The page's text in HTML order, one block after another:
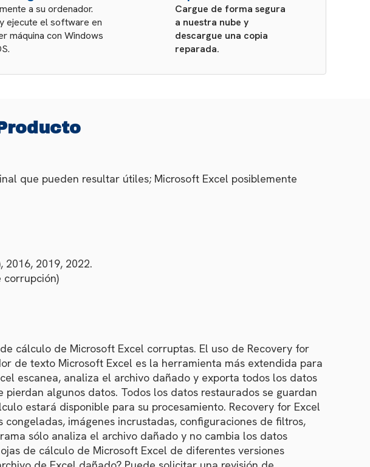
a su ordenador.
ejecute el software en
máquina con Windows
Cargue de forma segura
a nuestra nube y
descargue una copia
reparada.
que pueden resultar útiles; Microsoft Excel posiblemente
2016, 2019, 2022.
corrupción)
cálculo de Microsoft Excel corruptas. El uso de Recovery for
de texto Microsoft Excel es la herramienta más extendida para
escanea, analiza el archivo dañado y exporta todos los datos
algunos datos. Todos los datos restaurados se guardan
estará disponible para su procesamiento. Recovery for Excel
imágenes incrustadas, configuraciones de filtros,
sólo analiza el archivo dañado y no cambia los datos
de cálculo de Microsoft Excel de diferentes versiones